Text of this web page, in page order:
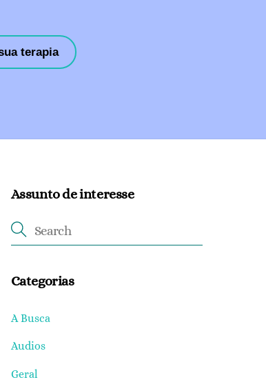
terapia
Assunto de interesse
Categorias
A Busca
Audios
Geral